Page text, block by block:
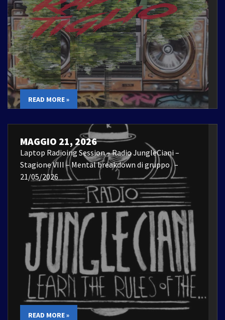
READ MORE »
MAGGIO 21, 2026
Laptop Radioing Session – Radio JungleCiani –
Stagione VIII – Mental breakdown di gruppo –
21/05/2026
READ MORE »